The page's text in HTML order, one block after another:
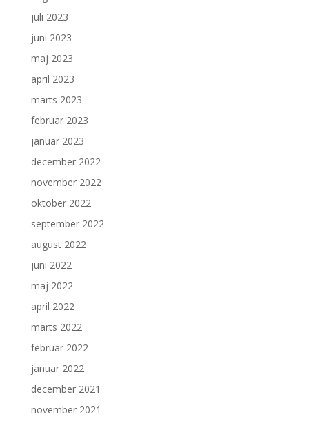
juli 2023
juni 2023
maj 2023
april 2023
marts 2023
februar 2023
januar 2023
december 2022
november 2022
oktober 2022
september 2022
august 2022
juni 2022
maj 2022
april 2022
marts 2022
februar 2022
januar 2022
december 2021
november 2021